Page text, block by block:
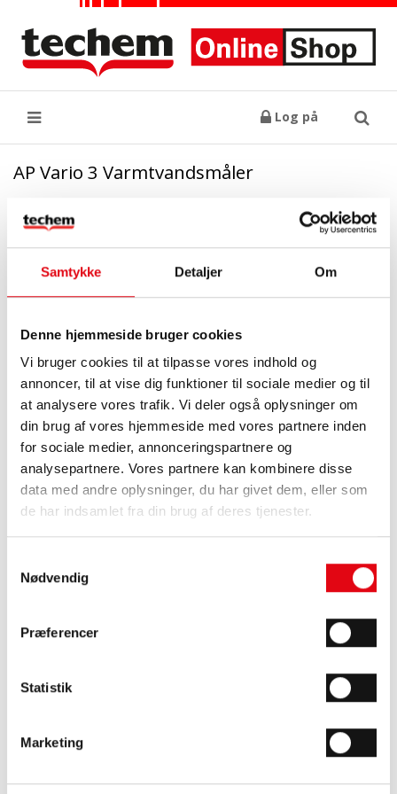
Samtykke Detaljer Om
Denne hjemmeside bruger cookies
Vi bruger cookies til at tilpasse vores indhold og
annoncer, til at vise dig funktioner til sociale medier og til
at analysere vores trafik. Vi deler også oplysninger om
din brug af vores hjemmeside med vores partnere inden
for sociale medier, annonceringspartnere og
analysepartnere. Vores partnere kan kombinere disse
data med andre oplysninger, du har givet dem, eller som
de har indsamlet fra din brug af deres tjenester.
Nødvendig
Præferencer
Statistik
Marketing
Log på Søg
AP Vario 3 Varmtvandsmåler
Med fjernaflæsning
Føj til kurv
Beskrivelse
vandforbrug. Måleren er en tørløber - flowdel og tællerværk er
adskilt, så tællerværk ikke kommer i kontakt med vandet.
monteres horisontalt og vertikalt. Tællerværket kan drejes 360°,
hvilket gør den letaflæselig. Måleren er forberedt til indbygning
fjernaflæsning.